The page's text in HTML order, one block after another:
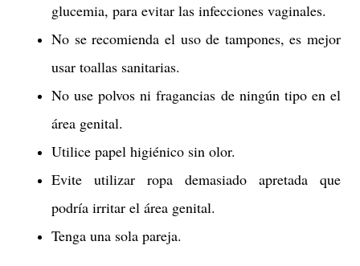
glucemia, para evitar las infecciones vaginales.
No se recomienda el uso de tampones, es mejor
usar toallas sanitarias.
No use polvos ni fragancias de ningún tipo en el
área genital.
Utilice papel higiénico sin olor.
Evite utilizar ropa demasiado apretada que
podría irritar el área genital.
Tenga una sola pareja.